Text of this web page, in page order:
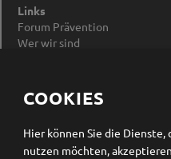
Links
Forum Prävention
Wer wir sind
Cookieeinstellungen ändern
Newsletter Anmeldung
COOKIES
Hier können Sie die
nutzen möchten,